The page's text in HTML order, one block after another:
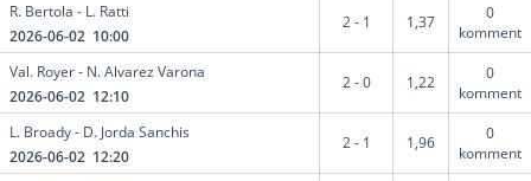
R. Bertola - L. Ratti
2026-06-02 10:00
2 - 1 1,37
0
komment
Val. Royer - N. Alvarez Varona
2026-06-02 12:10
2 - 0 1,22
0
komment
L. Broady - D. Jorda Sanchis
2026-06-02 12:20
2 - 1 1,96
0
komment